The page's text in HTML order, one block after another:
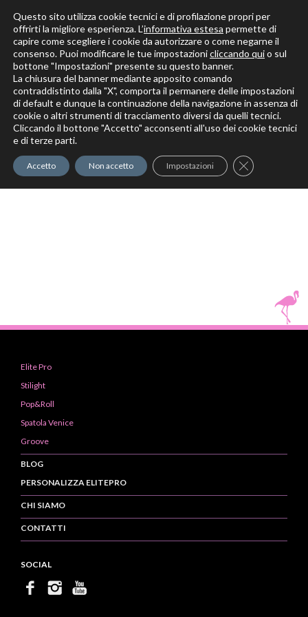
Solo per veri decoratori
Elite Pro
Elite Pro
Stilight
Pop&Roll
Spatola Venice
Groove
BLOG
PERSONALIZZA ELITEPRO
CHI SIAMO
CONTATTI
SOCIAL
Questo sito utilizza cookie tecnici e di profilazione propri per
offrirti la migliore esperienza. L’informativa estesa permette di
capire come scegliere i cookie da autorizzare o come negarne il
consenso. Puoi modificare le tue impostazionicliccando quio sul
bottone "Impostazioni" presente su questo banner.
La chiusura del banner mediante apposito comando
contraddistinto dalla "X", comporta il permanere delle impostazioni
di default e dunque la continuazione della navigazione in assenza di
cookie o altri strumenti di tracciamento diversi da quelli tecnici.
Cliccando il bottone "Accetto" acconsenti all'uso dei cookie tecnici
e di terze parti.
Accetto Non accetto Impostazioni Close GDPR